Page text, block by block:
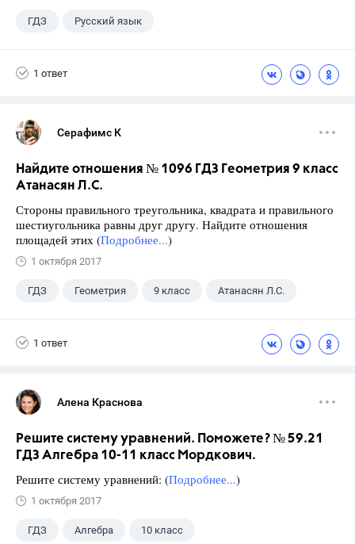
ГДЗ Русский язык
1 ответ
Серафимс К
Найдите отношения № 1096 ГДЗ Геометрия 9 класс
Атанасян Л.С.
Стороны правильного треугольника, квадрата и правильного
шестиугольника равны друг другу. Найдите отношения
площадей этих (Подробнее...)
1 октября 2017
ГДЗ Геометрия 9 класс Атанасян Л.С.
1 ответ
Алена Краснова
Решите систему уравнений. Поможете? № 59.21
ГДЗ Алгебра 10-11 класс Мордкович.
Решите систему уравнений: (Подробнее...)
1 октября 2017
ГДЗ Алгебра 10 класс